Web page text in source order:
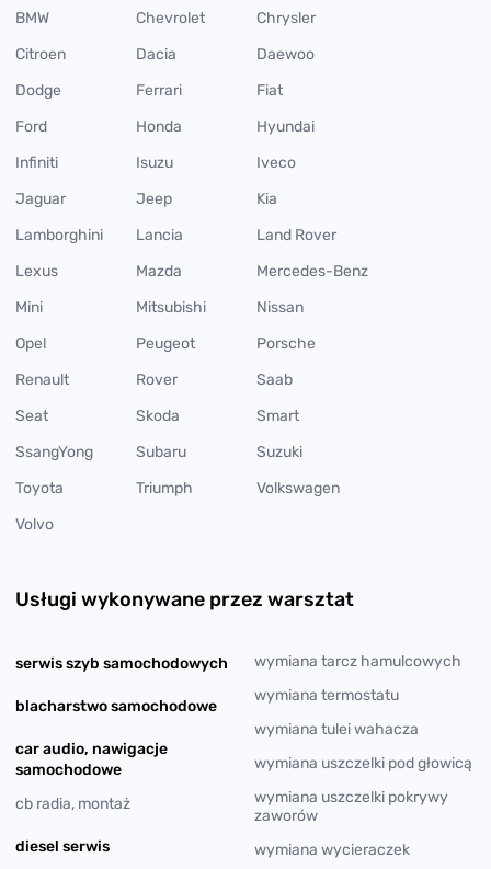
BMW Chevrolet
Chrysler
Citroen
Dacia
Daewoo
Dodge
Ferrari
Fiat
Ford
Honda
Hyundai
Infiniti
Isuzu
Iveco
Jaguar
Jeep
Kia
Lamborghini
Lancia
Land Rover
Lexus
Mazda
Mercedes-Benz
Mini
Mitsubishi
Nissan
Opel
Peugeot
Porsche
Renault
Rover
Saab
Seat
Skoda
Smart
SsangYong
Subaru
Suzuki
Toyota
Triumph
Volkswagen
Volvo
Usługi wykonywane przez warsztat
serwis szyb samochodowych
blacharstwo samochodowe
car audio, nawigacje
samochodowe
cb radia, montaż
diesel serwis
wymiana tarcz hamulcowych
wymiana termostatu
wymiana tulei wahacza
wymiana uszczelki pod głowicą
wymiana uszczelki pokrywy
zaworów
wymiana wycieraczek